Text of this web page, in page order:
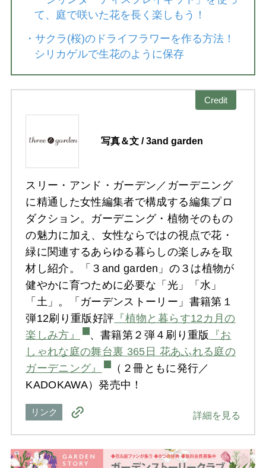
て、庭で咲いた花を長く楽しもう！
・ サクラ(桜)のドライフラワーを作る方法！
シリカゲルで生花のように保存
Credit
写真＆文 / 3and garden
スリー・アンド・ガーデン／ガーデニング
に精通した女性編集者で構成する編集プロ
ダクション。ガーデニング・植物そのもの
の魅力に加え、女性ならではの視点で花・
緑に関連するあらゆる暮らしの楽しみを取
材し紹介。「３and garden」の３は植物が
健やかに育つために必要な「光」「水」
「土」。「ガーデンストーリー」書籍第１
弾12刷り重版好評 『植物と暮らす12カ月の
楽しみ方』
、書籍第２弾４刷り重版
『お
しゃれな庭の舞台裏 365日 花あふれる庭の
ガーデニング』
（２冊ともに発行／
KADOKAWA）発売中！
リンク 詳細を見る